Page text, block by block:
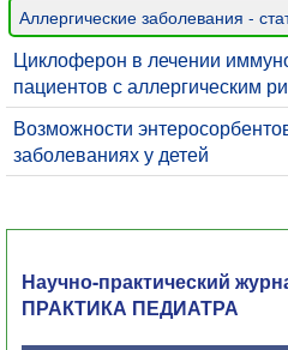
Аллергические заболевания -
Циклоферон в лечении
пациентов с аллергическим
Возможности
заболеваниях у детей
Научно-практический
ПРАКТИКА ПЕДИАТРА